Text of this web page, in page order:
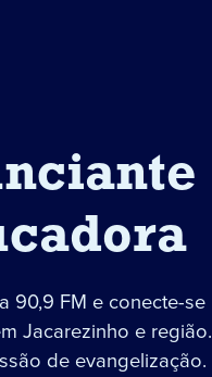
90,9 FM e conecte-se
Jacarezinho e região.
de evangelização.